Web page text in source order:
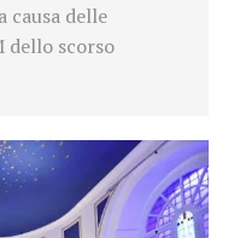
causa delle
dello scorso